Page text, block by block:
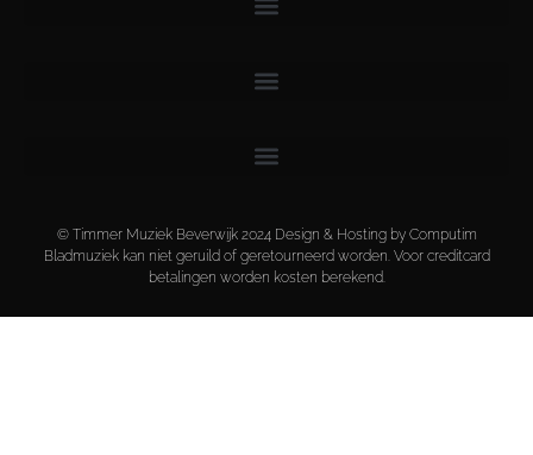
© Timmer Muziek Beverwijk 2024 Design & Hosting by Computim
Bladmuziek kan niet geruild of geretourneerd worden. Voor creditcard
betalingen worden kosten berekend.